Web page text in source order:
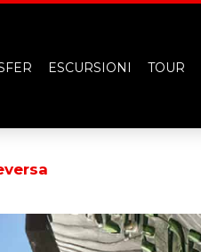
ESCURSIONI TOUR